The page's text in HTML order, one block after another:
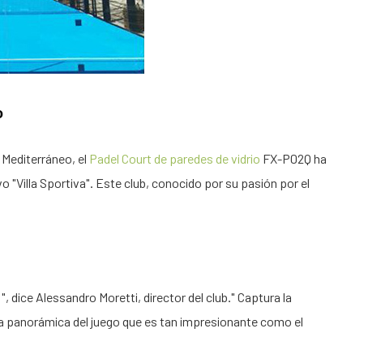
el Padel Court de paredes de vidrio FX-P02Q ha
"Villa Sportiva". Este club, conocido por su pasión por el
dice Alessandro Moretti, director del club." Captura la
del juego que es tan impresionante como el